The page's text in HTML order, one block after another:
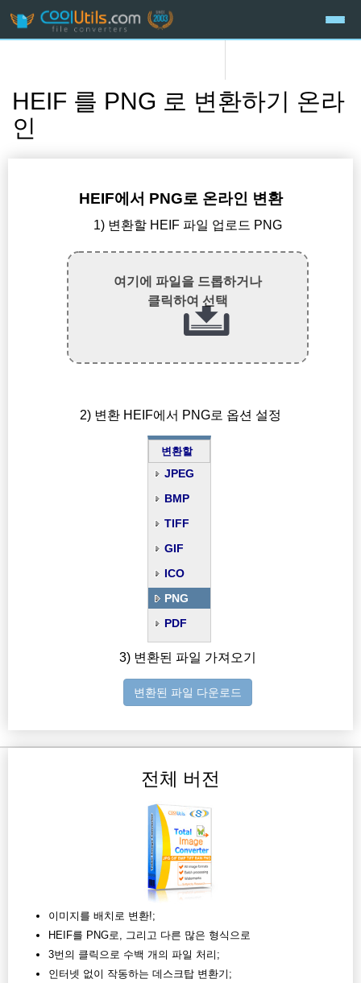
HEIF 를 PNG 로 변환하기 온라
인
HEIF에서 PNG로 온라인 변환
1) 변환할 HEIF 파일 업로드 PNG
여기에 파일을 드롭하거나
클릭하여 선택
2) 변환 HEIF에서 PNG로 옵션 설정
변환할
JPEG
BMP
TIFF
GIF
ICO
PNG
PDF
3) 변환된 파일 가져오기
변환된 파일 다운로드
전체 버전
이미지를 배치로 변환!;
HEIF를 PNG로, 그리고 다른 많은 형식으로
3번의 클릭으로 수백 개의 파일 처리;
인터넷 없이 작동하는 데스크탑 변환기;